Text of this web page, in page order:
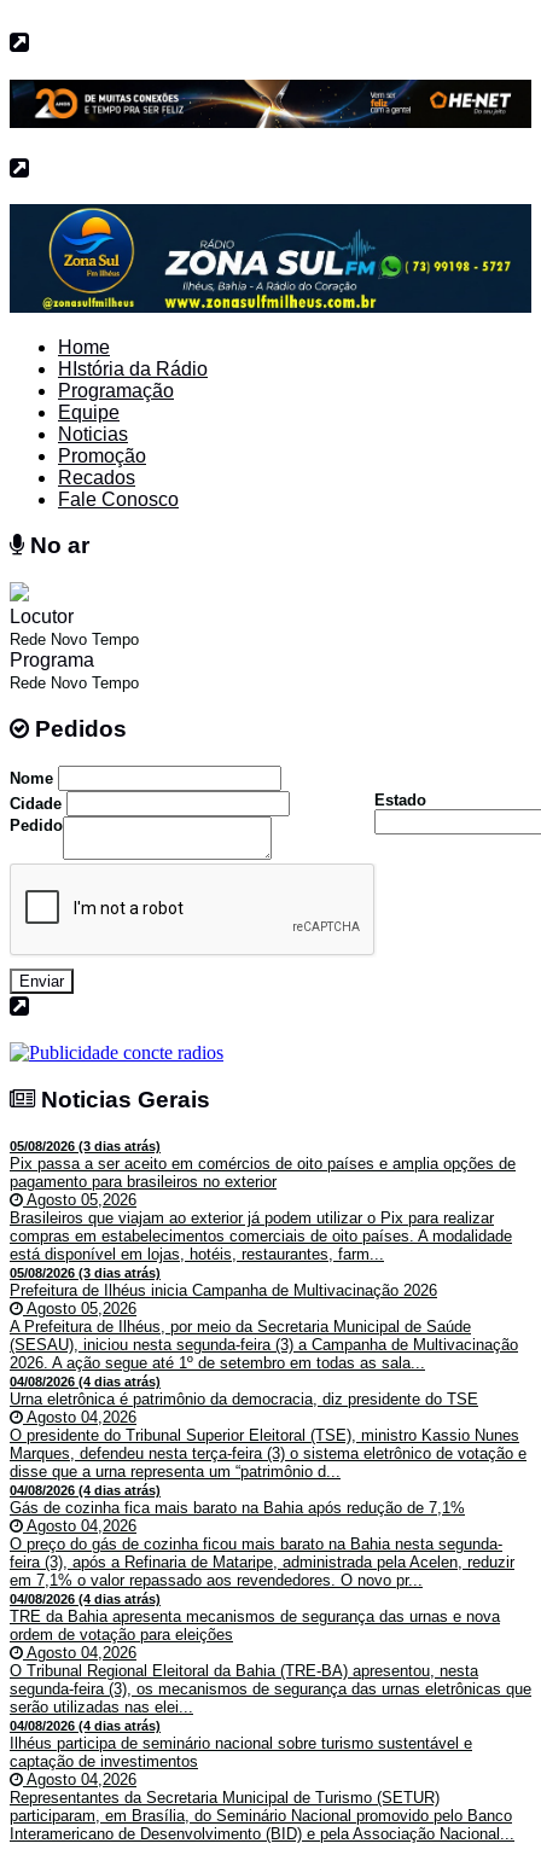
Home
HIstória da Rádio
Programação
Equipe
Noticias
Promoção
Recados
Fale Conosco
No ar
Locutor
Rede Novo Tempo
Programa
Rede Novo Tempo
Pedidos
Nome
Cidade
Estado
Pedido
Enviar
Noticias Gerais
05/08/2026 (3 dias atrás)
Pix passa a ser aceito em comércios de oito países e amplia opções de
pagamento para brasileiros no exterior
Agosto 05,2026
Brasileiros que viajam ao exterior já podem utilizar o Pix para realizar
compras em estabelecimentos comerciais de oito países. A modalidade
está disponível em lojas, hotéis, restaurantes, farm...
05/08/2026 (3 dias atrás)
Prefeitura de Ilhéus inicia Campanha de Multivacinação 2026
Agosto 05,2026
A Prefeitura de Ilhéus, por meio da Secretaria Municipal de Saúde
(SESAU), iniciou nesta segunda-feira (3) a Campanha de Multivacinação
2026. A ação segue até 1º de setembro em todas as sala...
04/08/2026 (4 dias atrás)
Urna eletrônica é patrimônio da democracia, diz presidente do TSE
Agosto 04,2026
O presidente do Tribunal Superior Eleitoral (TSE), ministro Kassio Nunes
Marques, defendeu nesta terça-feira (3) o sistema eletrônico de votação e
disse que a urna representa um “patrimônio d...
04/08/2026 (4 dias atrás)
Gás de cozinha fica mais barato na Bahia após redução de 7,1%
Agosto 04,2026
O preço do gás de cozinha ficou mais barato na Bahia nesta segunda-
feira (3), após a Refinaria de Mataripe, administrada pela Acelen, reduzir
em 7,1% o valor repassado aos revendedores. O novo pr...
04/08/2026 (4 dias atrás)
TRE da Bahia apresenta mecanismos de segurança das urnas e nova
ordem de votação para eleições
Agosto 04,2026
O Tribunal Regional Eleitoral da Bahia (TRE-BA) apresentou, nesta
segunda-feira (3), os mecanismos de segurança das urnas eletrônicas que
serão utilizadas nas elei...
04/08/2026 (4 dias atrás)
Ilhéus participa de seminário nacional sobre turismo sustentável e
captação de investimentos
Agosto 04,2026
Representantes da Secretaria Municipal de Turismo (SETUR)
participaram, em Brasília, do Seminário Nacional promovido pelo Banco
Interamericano de Desenvolvimento (BID) e pela Associação Nacional...